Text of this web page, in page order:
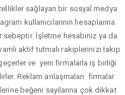
sağlayan bir sosyal medya
kullanıcılarının hesaplarına
İşletme hesabınız ya da
aktif tutmalı rakiplerinizi takip
ve yeni firmalarla iş birliği
Reklam anlaşmaları firmalar
beğeni sayılarına çok dikkat